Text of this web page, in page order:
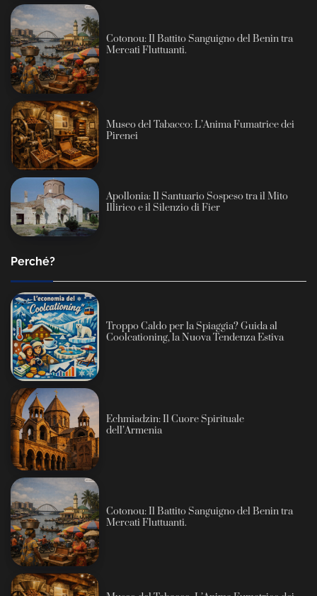
Cotonou: Il Battito Sanguigno del Benin tra
Mercati Fluttuanti.
Museo del Tabacco: L’Anima Fumatrice dei
Pirenei
Apollonia: Il Santuario Sospeso tra il Mito
Illirico e il Silenzio di Fier
Perché?
Troppo Caldo per la Spiaggia? Guida al
Coolcationing, la Nuova Tendenza Estiva
Echmiadzin: Il Cuore Spirituale
dell’Armenia
Cotonou: Il Battito Sanguigno del Benin tra
Mercati Fluttuanti.